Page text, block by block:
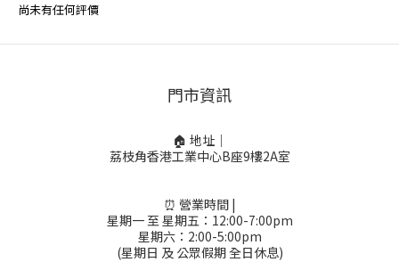
尚未有任何評價
門市資訊
🏠 地址｜
荔枝角香港工業中心B座9樓2A室
⏰ 營業時間 |
星期一 至 星期五：12:00-7:00pm
星期六：2:00-5:00pm
(星期日 及 公眾假期 全日休息)